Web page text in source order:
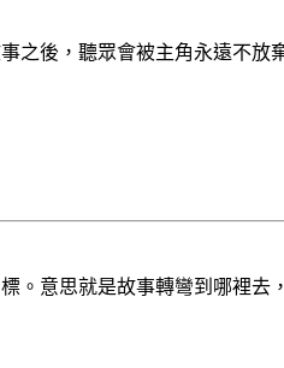
之後，聽眾會被主角永遠不放
。意思就是故事轉彎到哪裡去